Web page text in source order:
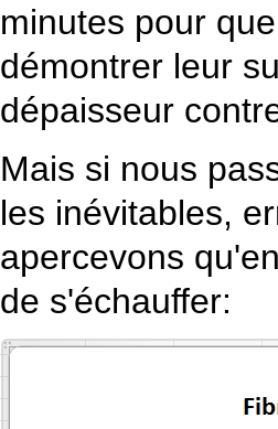
minutes pour
démontrer leur
dépaisseur
Mais si nous
les inévitables,
apercevons
de s'échauffer: